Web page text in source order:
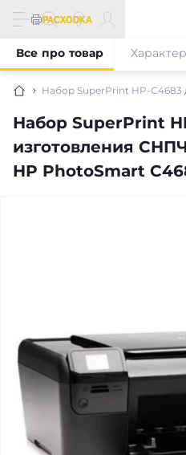
Набор SuperPrint HP-С4683
Набор SuperPrint
изготовления
HP PhotoSmart
Все про товар